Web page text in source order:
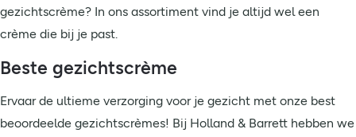
gezichtscrème? In ons assortiment vind je altijd wel een
crème die bij je past.
Beste gezichtscrème
Ervaar de ultieme verzorging voor je gezicht met onze best
beoordeelde gezichtscrèmes! Bij Holland & Barrett hebben we